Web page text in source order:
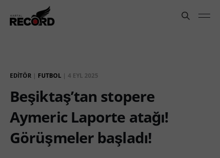
EDITÖR | FUTBOL | 4 EYL 2025
Beşiktaş’tan stopere
Aymeric Laporte atağı!
Görüşmeler başladı!